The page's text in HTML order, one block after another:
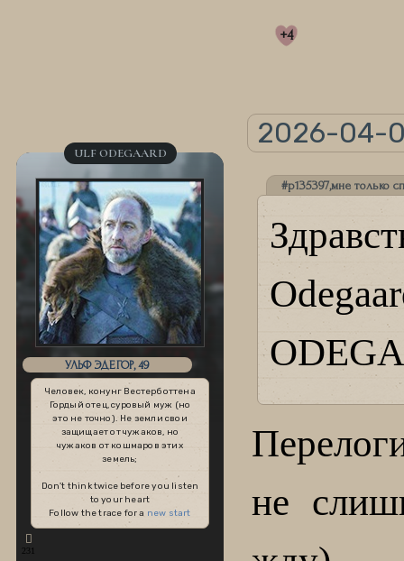
+4
2026-04-
ULF ODEGAARD
УЛЬФ ЭДЕГОР, 49
Человек, конунг Вестерботтена
Гордый отец, суровый муж (но
это не точно). Не земли свои
защищает от чужаков, но
чужаков от кошмаров этих
земель;
Don't think twice before you listen
to your heart
Follow the trace for a new start
231
#p135397,мне только
не